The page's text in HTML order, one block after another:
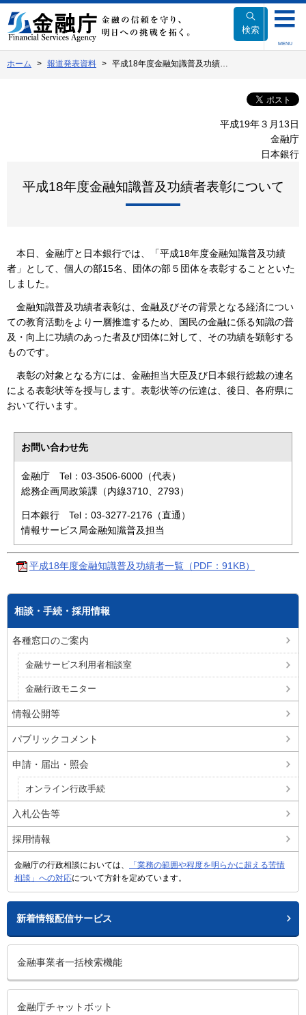
文
へ
動
検索
MENU
ホーム 報道発表資料 平成18年度金融知識普及功績…
平成19年３月13日
金融庁
日本銀行
平成18年度金融知識普及功績者表彰について
本日、金融庁と日本銀行では、「平成18年度金融知識普及功績
者」として、個人の部15名、団体の部５団体を表彰することといた
しました。
金融知識普及功績者表彰は、金融及びその背景となる経済につい
ての教育活動をより一層推進するため、国民の金融に係る知識の普
及・向上に功績のあった者及び団体に対して、その功績を顕彰する
ものです。
表彰の対象となる方には、金融担当大臣及び日本銀行総裁の連名
による表彰状等を授与します。表彰状等の伝達は、後日、各府県に
おいて行います。
お問い合わせ先
金融庁 Tel：03-3506-6000（代表）
総務企画局政策課（内線3710、2793）
日本銀行 Tel：03-3277-2176（直通）
情報サービス局金融知識普及担当
平成18年度金融知識普及功績者一覧（PDF：91KB）
相談・手続・採用情報
各種窓口のご案内
金融サービス利用者相談室
金融行政モニター
情報公開等
パブリックコメント
申請・届出・照会
オンライン行政手続
入札公告等
採用情報
金融庁の行政相談においては、
「業務の範囲や程度を明らかに超える苦情
相談」への対応について方針を定めています。
新着情報配信サービス
金融事業者一括検索機能
金融庁チャットボット